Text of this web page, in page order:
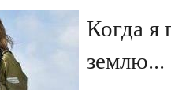
Когда я
землю...